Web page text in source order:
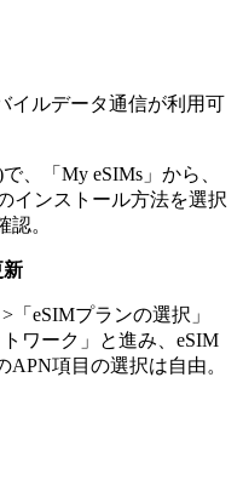
イルデータ通信が利用可
で、「My eSIMs」から、
インストール方法を選択
。
新
「eSIMプランの選択」
ワーク」と進み、eSIM
項目の選択は自由。